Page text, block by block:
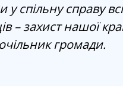
у спільну справу
– захист нашої
громади.